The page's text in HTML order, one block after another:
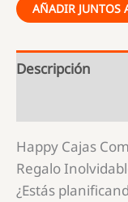
AÑADIR JUNTOS
Descripción
Happy Cajas
Regalo
¿Estás